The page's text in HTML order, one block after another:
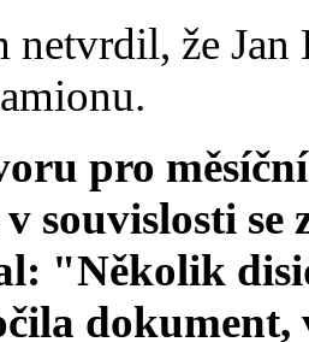
netvrdil, že
pro
souvislosti
"Několik
dokument,